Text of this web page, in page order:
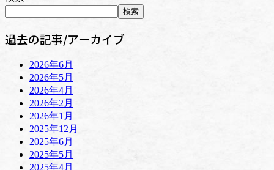
検索
過去の記事/アーカイブ
2026年6月
2026年5月
2026年4月
2026年2月
2026年1月
2025年12月
2025年6月
2025年5月
2025年4月